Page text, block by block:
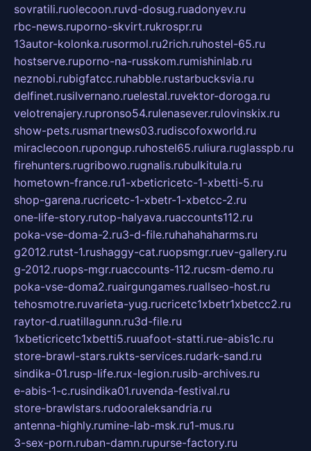
sovratili.ruolecoon.ruvd-dosug.ruadonyev.ru
rbc-news.ruporno-skvirt.rukrospr.ru
13autor-kolonka.rusormol.ru2rich.ruhostel-65.ru
hostserve.ruporno-na-russkom.rumishinlab.ru
neznobi.rubigfatcc.ruhabble.rustarbucksvia.ru
delfinet.rusilvernano.ruelestal.ruvektor-doroga.ru
velotrenajery.rupronso54.rulenasever.rulovinskix.ru
show-pets.rusmartnews03.rudiscofoxworld.ru
miraclecoon.rupongup.ruhostel65.ruliura.ruglasspb.ru
firehunters.rugribowo.rugnalis.rubulkitula.ru
hometown-france.ru1-xbeticricetc-1-xbetti-5.ru
shop-garena.rucricetc-1-xbetr-1-xbetcc-2.ru
one-life-story.rutop-halyava.ruaccounts112.ru
poka-vse-doma-2.ru3-d-file.ruhahahaharms.ru
g2012.rutst-1.rushaggy-cat.ruopsmgr.ruev-gallery.ru
g-2012.ruops-mgr.ruaccounts-112.rucsm-demo.ru
poka-vse-doma2.ruairgungames.ruallseo-host.ru
tehosmotre.ruvarieta-yug.rucricetc1xbetr1xbetcc2.ru
raytor-d.ruatillagunn.ru3d-file.ru
1xbeticricetc1xbetti5.ruuafoot-statti.rue-abis1c.ru
store-brawl-stars.rukts-services.rudark-sand.ru
sindika-01.rusp-life.rux-legion.rusib-archives.ru
e-abis-1-c.rusindika01.ruvenda-festival.ru
store-brawlstars.rudooraleksandria.ru
antenna-highly.rumine-lab-msk.ru1-mus.ru
3-sex-porn.ruban-damn.rupurse-factory.ru